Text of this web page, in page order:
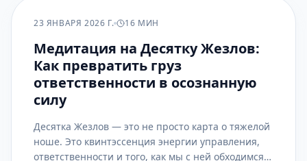
ПРАКТИКА
23 ЯНВАРЯ 2026 Г. 16 МИН
Медитация на Десятку Жезлов:
Как превратить груз
ответственности в осознанную
силу
Десятка Жезлов — это не просто карта о тяжелой
ноше. Это квинтэссенция энергии управления,
ответственности и того, как мы с ней обходимся.